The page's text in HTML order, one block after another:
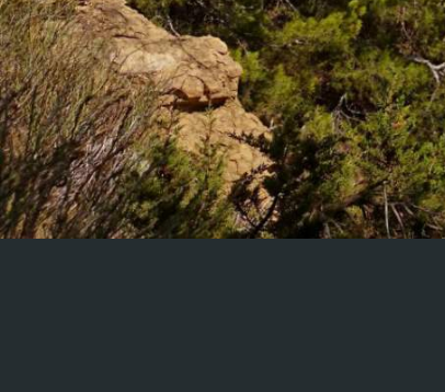
DOM - TOM
Franche Comté
Haute Normandie
Ile-de-France
Languedoc-Roussillon